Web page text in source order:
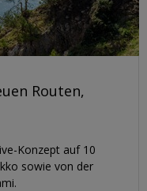
Routen,
Konzept auf 10
sowie von der